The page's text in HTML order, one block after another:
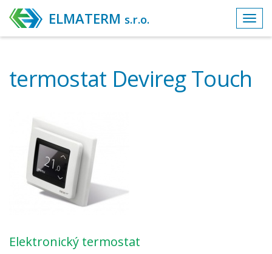
ELMATERM s.r.o.
termostat Devireg Touch
elektronický termostat